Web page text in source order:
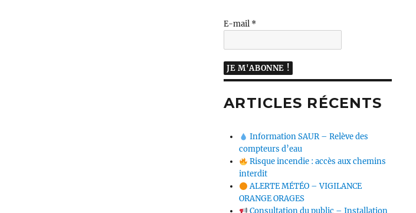
E-mail *
ARTICLES RÉCENTS
Information SAUR – Relève des
compteurs d’eau
Risque incendie : accès aux chemins
interdit
ALERTE MÉTÉO – VIGILANCE
ORANGE ORAGES